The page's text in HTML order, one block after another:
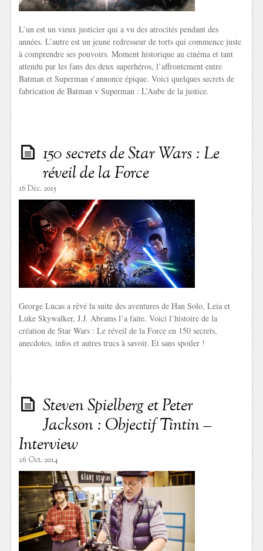
L’un est un vieux justicier qui a vu des atrocités pendant des
années. L’autre est un jeune redresseur de torts qui commence juste
à comprendre ses pouvoirs. Moment historique au cinéma et tant
attendu par les fans des deux superhéros, l’affrontement entre
Batman et Superman s’annonce épique. Voici quelques secrets de
fabrication de Batman v Superman : L’Aube de la justice.
150 secrets de Star Wars : Le
réveil de la Force
16 Déc. 2015
George Lucas a rêvé la suite des aventures de Han Solo, Leia et
Luke Skywalker, J.J. Abrams l’a faite. Voici l’histoire de la
création de Star Wars : Le réveil de la Force en 150 secrets,
anecdotes, infos et autres trucs à savoir. Et sans spoiler !
Steven Spielberg et Peter
Jackson : Objectif Tintin –
Interview
26 Oct. 2014